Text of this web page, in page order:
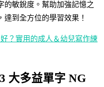
的敏銳度。幫助加強記憶之
到全方位的學習效果！
？實用的成人＆幼兒寫作練
大多益單字 NG